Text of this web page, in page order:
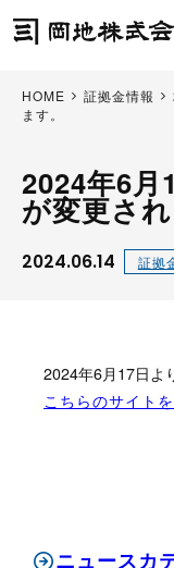
HOME 証拠金情報
ます。
2024年6月
が変更され
2024.06.14 証拠
2024年6月17日よ
こちらのサイト
ニュースカ